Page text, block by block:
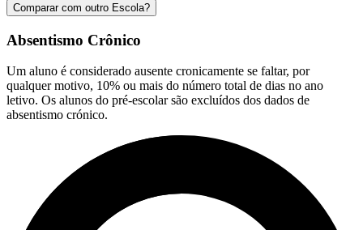
Comparar com outro Escola?
Absentismo Crônico
Um aluno é considerado ausente cronicamente se faltar, por
qualquer motivo, 10% ou mais do número total de dias no ano
letivo. Os alunos do pré-escolar são excluídos dos dados de
absentismo crónico.